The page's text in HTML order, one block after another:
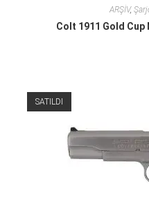
ARŞİV,
Colt 1911 Gold Cup
SATILDI